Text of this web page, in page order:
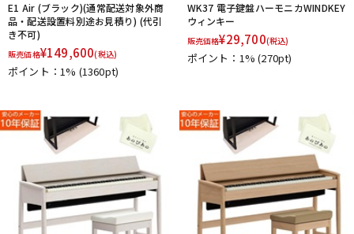
E1 Air (ブラック)(通常配送対象外商
品・配送設置料別途お見積り) (代引
き不可)
販売価格¥149,600(税込)
ポイント：1% (1360pt)
WK37 電子鍵盤ハーモニカWINDKEY
ウィンキー
販売価格¥29,700(税込)
ポイント：1%(270pt)